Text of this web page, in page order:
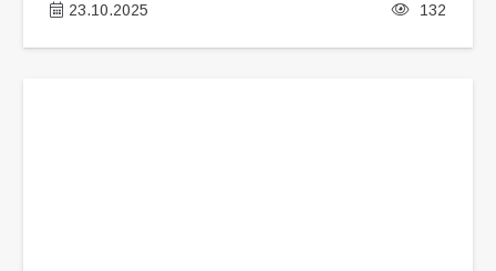
23.10.2025 132